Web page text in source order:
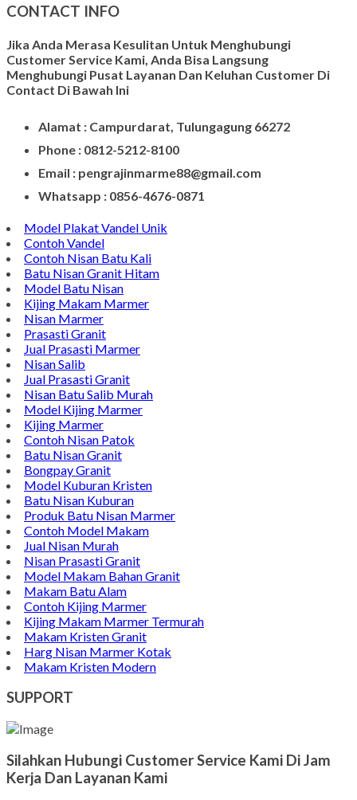
CONTACT INFO
Jika Anda Merasa Kesulitan Untuk Menghubungi
Customer Service Kami, Anda Bisa Langsung
Menghubungi Pusat Layanan Dan Keluhan Customer Di
Contact Di Bawah Ini
Alamat : Campurdarat, Tulungagung 66272
Phone : 0812-5212-8100
Email : pengrajinmarme88@gmail.com
Whatsapp : 0856-4676-0871
Model Plakat Vandel Unik
Contoh Vandel
Contoh Nisan Batu Kali
Batu Nisan Granit Hitam
Model Batu Nisan
Kijing Makam Marmer
Nisan Marmer
Prasasti Granit
Jual Prasasti Marmer
Nisan Salib
Jual Prasasti Granit
Nisan Batu Salib Murah
Model Kijing Marmer
Kijing Marmer
Contoh Nisan Patok
Batu Nisan Granit
Bongpay Granit
Model Kuburan Kristen
Batu Nisan Kuburan
Produk Batu Nisan Marmer
Contoh Model Makam
Jual Nisan Murah
Nisan Prasasti Granit
Model Makam Bahan Granit
Makam Batu Alam
Contoh Kijing Marmer
Kijing Makam Marmer Termurah
Makam Kristen Granit
Harg Nisan Marmer Kotak
Makam Kristen Modern
SUPPORT
Silahkan Hubungi Customer Service Kami Di Jam
Kerja Dan Layanan Kami